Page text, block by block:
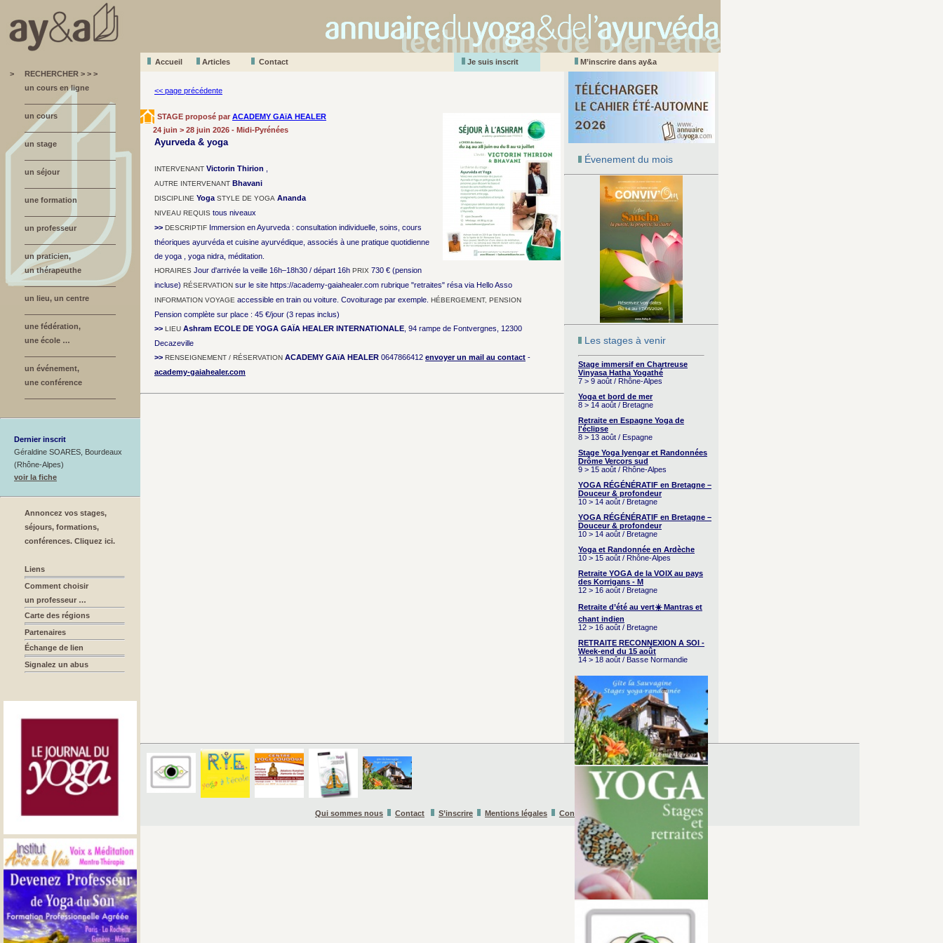
Accueil Articles Contact Je suis inscrit
M’inscrire dans ay&a
>
RECHERCHER > > >
un cours en ligne
un cours
un stage
un séjour
une formation
un professeur
un praticien,
un thérapeuthe
un lieu, un centre
une fédération,
une école …
un événement,
une conférence
Dernier inscrit
Géraldine SOARES, Bourdeaux
(Rhône-Alpes)
voir la fiche
Annoncez vos stages,
séjours, formations,
conférences. Cliquez ici.
Liens
Comment choisir
un professeur …
Carte des régions
Partenaires
Échange de lien
Signalez un abus
Évenement du mois
Les stages à venir
Stage immersif en Chartreuse
Vinyasa Hatha Yogathé
7 > 9 août / Rhône-Alpes
Yoga et bord de mer
8 > 14 août / Bretagne
Retraite en Espagne Yoga de
l'éclipse
8 > 13 août / Espagne
Stage Yoga Iyengar et Randonnées
Drôme Vercors sud
9 > 15 août / Rhône-Alpes
YOGA RÉGÉNÉRATIF en Bretagne –
Douceur & profondeur
10 > 14 août / Bretagne
YOGA RÉGÉNÉRATIF en Bretagne –
Douceur & profondeur
10 > 14 août / Bretagne
Yoga et Randonnée en Ardèche
10 > 15 août / Rhône-Alpes
Retraite YOGA de la VOIX au pays
des Korrigans - M
12 > 16 août / Bretagne
Retraite d’été au vert☀️ Mantras et
chant indien
12 > 16 août / Bretagne
RETRAITE RECONNEXION A SOI -
Week-end du 15 août
14 > 18 août / Basse Normandie
<< page précédente
STAGE proposé par ACADEMY GAïA HEALER
24 juin > 28 juin 2026 - Midi-Pyrénées
Ayurveda & yoga
INTERVENANT Victorin Thirion
AUTRE INTERVENANT Bhavani
DISCIPLINE Yoga STYLE DE YOGA Ananda
NIVEAU REQUIS tous niveaux
>> DESCRIPTIF Immersion en Ayurveda : consultation individuelle, soins, cours
théoriques ayurvéda et cuisine ayurvédique, associés à une pratique quotidienne
de yoga , yoga nidra, méditation.
HORAIRES Jour d'arrivée la veille 16h–18h30 / départ 16h PRIX 730 € (pension
incluse) RÉSERVATION sur le site https://academy-gaiahealer.com rubrique "retraites" résa via Hello Asso
INFORMATION VOYAGE accessible en train ou voiture. Covoiturage par exemple. HÉBERGEMENT, PENSION
Pension complète sur place : 45 €/jour (3 repas inclus)
>> LIEU Ashram ECOLE DE YOGA GAÏA HEALER INTERNATIONALE , 94 rampe de Fontvergnes, 12300
Decazeville
>> RENSEIGNEMENT / RÉSERVATION ACADEMY GAïA HEALER 0647866412 envoyer un mail au contact -
academy-gaiahealer.com
Qui sommes nous Contact S’inscrire Mentions légales Conditions Générales d’Utilisation